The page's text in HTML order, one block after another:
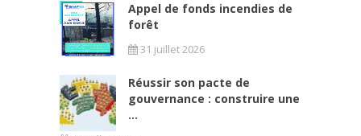
Appel de fonds incendies de
forêt
31 juillet 2026
Réussir son pacte de
gouvernance : construire une
...